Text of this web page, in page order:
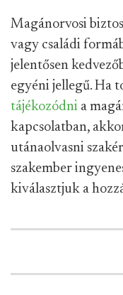
Természetesen a
nemcsak preventív
futamideje alatt
segítséget nyújt.
mert már meglévő
nem finanszírozza
(arról, hogy nincs
egyébként
megkötésekor.)